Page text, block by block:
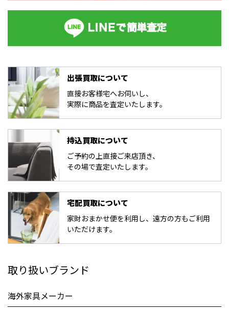
出張買取について
直接お客様宅へお伺いし、
実際に商品を査定いたします。
持込買取について
ご予約の上直接ご来店頂き、
その場で査定いたします。
宅配買取について
家財おまかせ便を利用し、遠方の方もご利用
いただけます。
取り扱いブランド
海外家具メーカー